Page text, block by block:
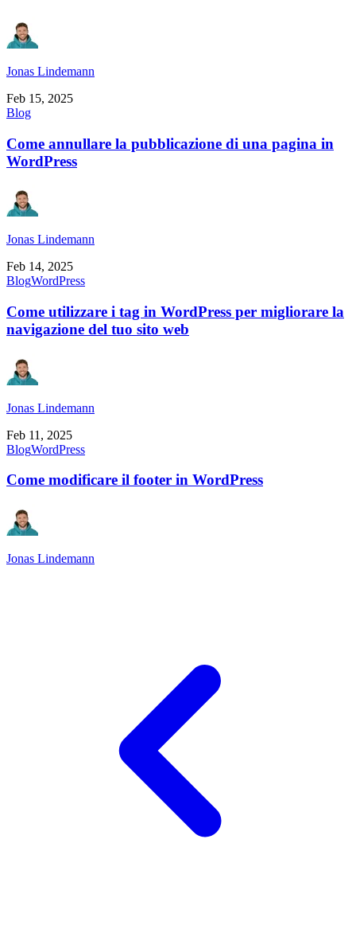
Jonas Lindemann
Feb 15, 2025
Blog
Come annullare la pubblicazione di una pagina in
WordPress
Jonas Lindemann
Feb 14, 2025
BlogWordPress
Come utilizzare i tag in WordPress per migliorare la
navigazione del tuo sito web
Jonas Lindemann
Feb 11, 2025
BlogWordPress
Come modificare il footer in WordPress
Jonas Lindemann